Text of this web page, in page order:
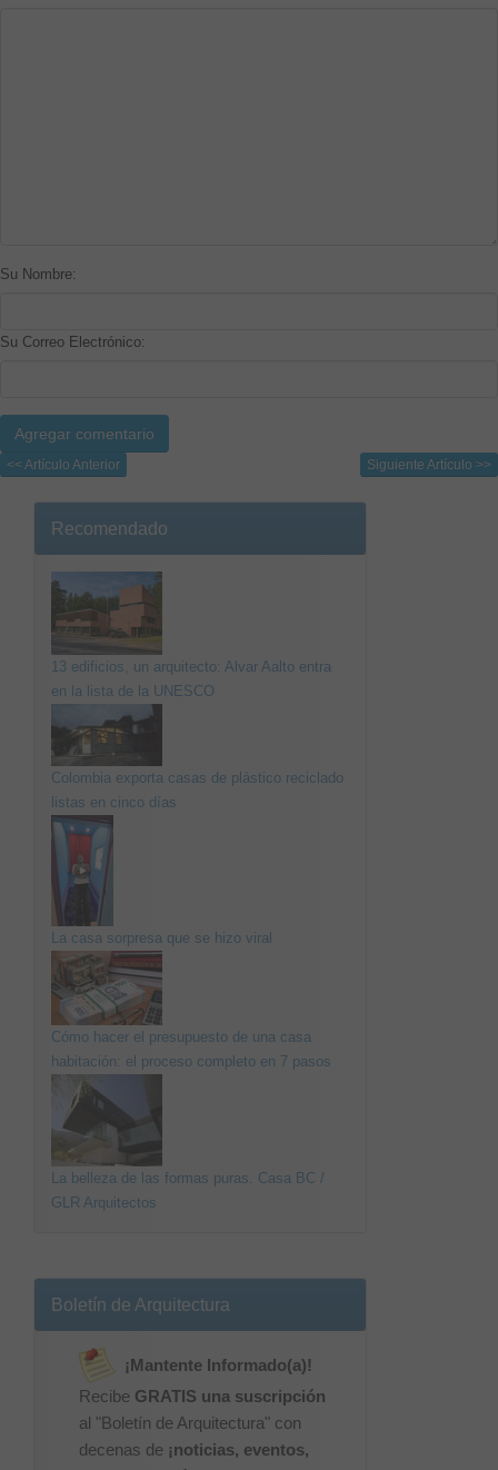
Su Nombre:
Su Correo Electrónico:
<< Artículo Anterior Siguiente Artículo >>
Recomendado
13 edificios, un arquitecto: Alvar Aalto entra
en la lista de la UNESCO
Colombia exporta casas de plástico reciclado
listas en cinco días
La casa sorpresa que se hizo viral
Cómo hacer el presupuesto de una casa
habitación: el proceso completo en 7 pasos
La belleza de las formas puras. Casa BC /
GLR Arquitectos
Boletín de Arquitectura
¡Mantente Informado(a)!
Recibe GRATIS una suscripción
al "Boletín de Arquitectura" con
decenas de ¡noticias, eventos,